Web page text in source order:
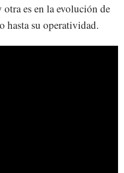
es en la evolución de
hasta su operatividad.